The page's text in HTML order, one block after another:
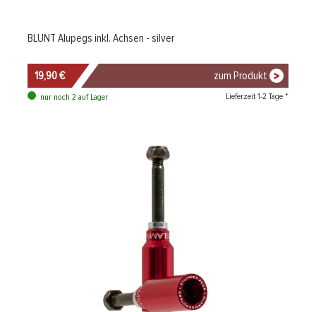
BLUNT Alupegs inkl. Achsen - silver
19,90 € zum Produkt
nur noch 2 auf Lager Lieferzeit 1-2 Tage *